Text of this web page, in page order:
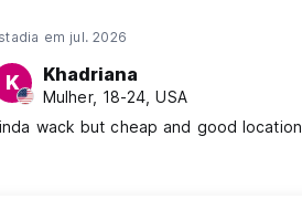
em jul. 2026
K Khadriana
Mulher, 18-24, USA
wack but cheap and good location